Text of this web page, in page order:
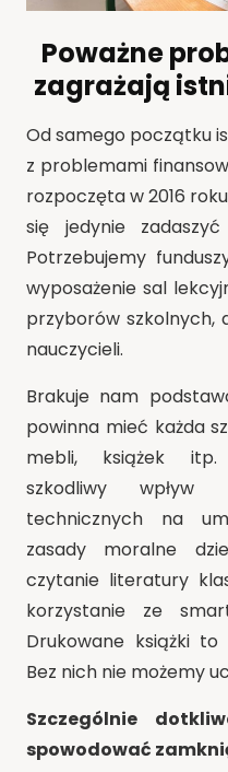
Poważne
zagrażają
Od samego początku
z problemami
rozpoczęta w 2016
się jedynie
Potrzebujemy
wyposażenie sal
przyborów szkolnych,
nauczycieli.
Brakuje nam
powinna mieć każda
mebli, książek itp.
szkodliwy wpływ
technicznych na
zasady moralne
czytanie literatury
korzystanie ze
Drukowane książki to
Bez nich nie możemy
Szczególnie
spowodować